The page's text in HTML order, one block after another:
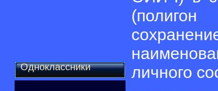
Одноклассники
личного